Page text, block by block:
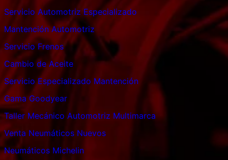
Servicio Automotriz Especializado
Mantención Automotriz
Servicio Frenos
Cambio de Aceite
Servicio Especializado Mantención
Gama Goodyear
Taller Mecánico Automotriz Multimarca
Venta Neumáticos Nuevos
Neumáticos Michelin